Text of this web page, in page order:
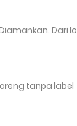
Dari
tanpa label